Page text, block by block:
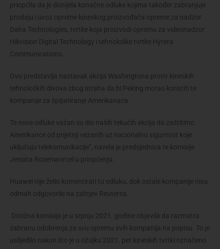
priopćila da je donijela konačne odluke kojima također zabranjuje
prodaju i uvoz opreme kineskog proizvođača opreme za nadzor
Daha Technologies, tvrtke koja proizvodi opremu za videonadzor
Hikvision Digital Technology i tehnološke tvrtke Hytera
Communications.
Ovo predstavlja nastavak akcija Washingtona protiv kineskih
tehnoloških divova zbog straha da bi Peking morao koristiti te
kompanije za špijuniranje Amerikanaca.
Te nove odluke važan su dio naših tekućih akcija da zaštitimo
Amerikance od prijetnji vezanih uz nacionalnu sigurnost koje
uključuju telekomunikacije”, navela je predsjednica te komisije
Jessica Rosenworcel u priopćenju.
Huawei nije želio komentirati tu odluku, dok ostale kompanije nisu
odmah odgovorile na zahtjev Reutersa.
Dotična komisija je u srpnju 2021. godine objavila da razmatra
zabranu odobrenja za svu opremu svih kompanija na popisu. To je
uslijedilo nakon što je u ožujku 2021. pet kineskih tvrtki označeno